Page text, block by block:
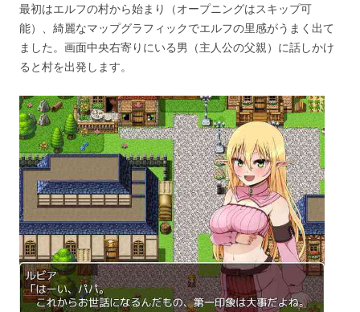
最初はエルフの村から始まり（オープニングはスキップ可
能）、綺麗なマップグラフィックでエルフの里感がうまく出て
ました。画面中央右寄りにいる男（主人公の父親）に話しかけ
ると村を出発します。